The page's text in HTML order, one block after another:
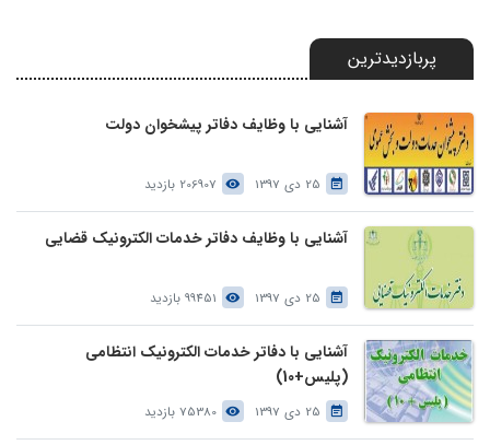
پربازدیدترین
آشنایی با وظایف دفاتر پیشخوان دولت
25 دی 1397 206907 بازدید
آشنایی با وظایف دفاتر خدمات الکترونیک قضایی
25 دی 1397 99451 بازدید
آشنایی با دفاتر خدمات الکترونیک انتظامی
(پلیس+10)
25 دی 1397 75380 بازدید